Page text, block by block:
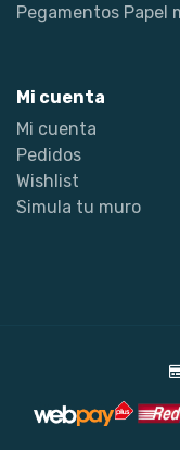
Pegamentos Papel
Mi cuenta
Mi cuenta
Pedidos
Wishlist
Simula tu muro